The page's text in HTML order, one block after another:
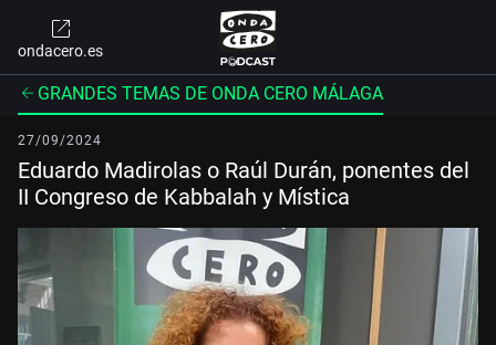
ondacero.es
GRANDES TEMAS DE ONDA CERO MÁLAGA
27/09/2024
Eduardo Madirolas o Raúl Durán, ponentes del
II Congreso de Kabbalah y Mística